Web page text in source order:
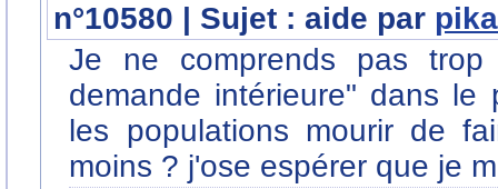
n°10580 | Sujet : aide par
Je ne comprends pas
demande intérieure" dans le
les populations mourir de
moins ? j'ose espérer que je